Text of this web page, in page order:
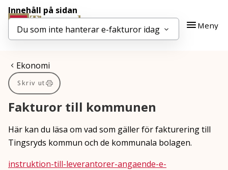
Gå till innehåll
Gå till huvudmeny
Meny
Du är här:
Ekonomi
Skriv ut
Fakturor till kommunen
Här kan du läsa om vad som gäller för fakturering till
Tingsryds kommun och de kommunala bolagen.
instruktion-till-leverantorer-angaende-e-
Innehåll på sidan
Du som inte hanterar e-fakturor idag